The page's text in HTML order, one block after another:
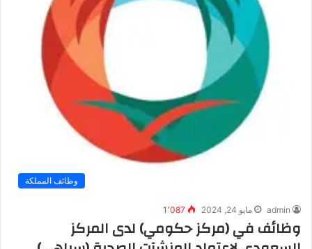
وظائف المملكة
admin مايو 24, 2024 1٬087
وظائف في (مركز حكومي) لدى المركز